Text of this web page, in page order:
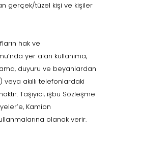
gerçek/tüzel kişi ve kişiler
hak ve
yer alan kullanıma,
duyuru ve beyanlardan
veya akıllı telefonlardaki
Taşıyıcı, işbu Sözleşme
Kamion
olanak verir.